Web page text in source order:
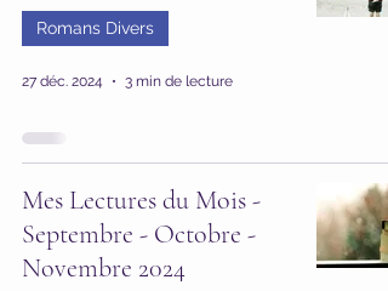
Romans Divers
27 déc. 2024 3 min de lecture
Mes Lectures du Mois -
Septembre - Octobre -
Novembre 2024